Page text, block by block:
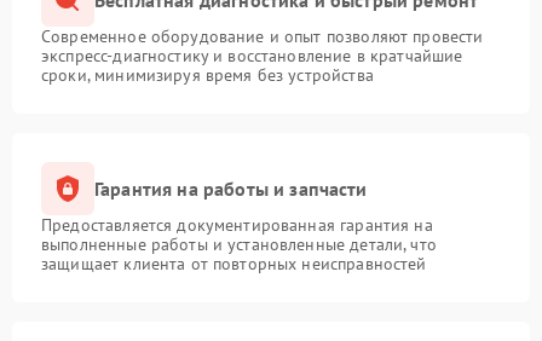
Современное оборудование и опыт позволяют провести
экспресс-диагностику и восстановление в кратчайшие
сроки, минимизируя время без устройства
Гарантия на работы и запчасти
Предоставляется документированная гарантия на
выполненные работы и установленные детали, что
защищает клиента от повторных неисправностей